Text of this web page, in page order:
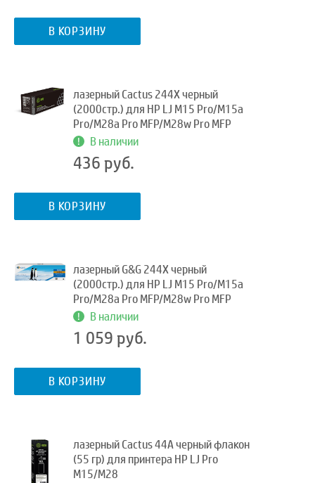
В КОРЗИНУ
лазерный Cactus 244X черный
(2000стр.) для HP LJ M15 Pro/M15a
Pro/M28a Pro MFP/M28w Pro MFP
В наличии
436 руб.
В КОРЗИНУ
лазерный G&G 244X черный
(2000стр.) для HP LJ M15 Pro/M15a
Pro/M28a Pro MFP/M28w Pro MFP
В наличии
1 059 руб.
В КОРЗИНУ
лазерный Cactus 44A черный флакон
(55 гр) для принтера HP LJ Pro
M15/M28